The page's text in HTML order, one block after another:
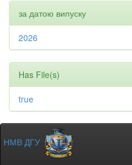
за датою випуску
2026
Has File(s)
true
НМВ ДГУ